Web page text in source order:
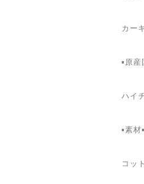
カー
▪️原産
ハイ
▪️素材▪
コッ